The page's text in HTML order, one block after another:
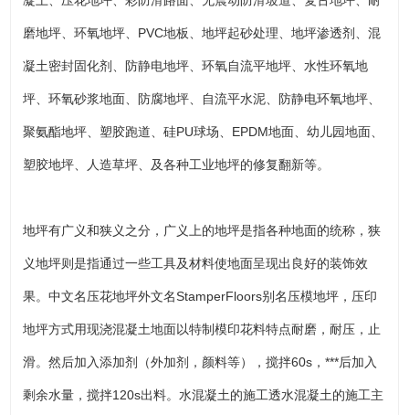
磨地坪、环氧地坪、PVC地板、地坪起砂处理、地坪渗透剂、混
凝土密封固化剂、防静电地坪、环氧自流平地坪、水性环氧地
坪、环氧砂浆地面、防腐地坪、自流平水泥、防静电环氧地坪、
聚氨酯地坪、塑胶跑道、硅PU球场、EPDM地面、幼儿园地面、
塑胶地坪、人造草坪、及各种工业地坪的修复翻新等。
地坪有广义和狭义之分，广义上的地坪是指各种地面的统称，狭
义地坪则是指通过一些工具及材料使地面呈现出良好的装饰效
果。中文名压花地坪外文名StamperFloors别名压模地坪，压印
地坪方式用现浇混凝土地面以特制模印花料特点耐磨，耐压，止
滑。然后加入添加剂（外加剂，颜料等），搅拌60s，***后加入
剩余水量，搅拌120s出料。水混凝土的施工透水混凝土的施工主